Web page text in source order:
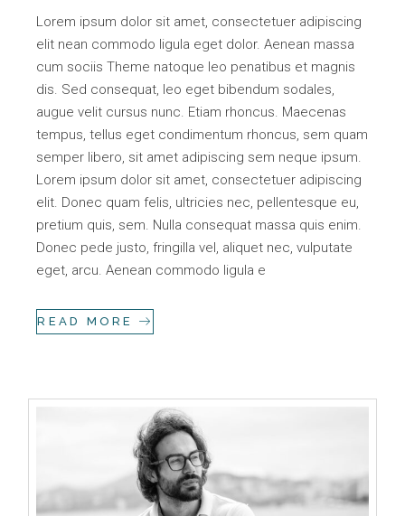
Lorem ipsum dolor sit amet, consectetuer adipiscing
elit nean commodo ligula eget dolor. Aenean massa
cum sociis Theme natoque leo penatibus et magnis
dis. Sed consequat, leo eget bibendum sodales,
augue velit cursus nunc. Etiam rhoncus. Maecenas
tempus, tellus eget condimentum rhoncus, sem quam
semper libero, sit amet adipiscing sem neque ipsum.
Lorem ipsum dolor sit amet, consectetuer adipiscing
elit. Donec quam felis, ultricies nec, pellentesque eu,
pretium quis, sem. Nulla consequat massa quis enim.
Donec pede justo, fringilla vel, aliquet nec, vulputate
eget, arcu. Aenean commodo ligula e
READ MORE